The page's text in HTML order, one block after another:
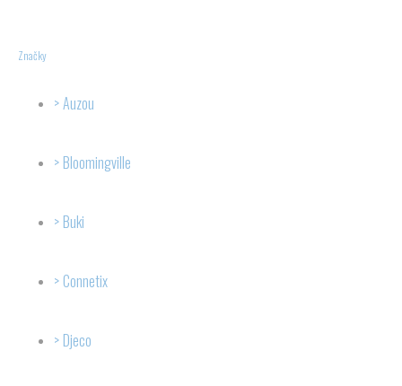
Značky
Auzou
Bloomingville
Buki
Connetix
Djeco